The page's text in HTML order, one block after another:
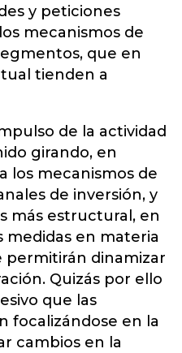
y peticiones
mecanismos de
que en
tienden a
de la actividad
girando, en
los mecanismos de
de inversión, y
más estructural, en
medidas en materia
dinamizar
Quizás por ello
que las
focalizándose en la
cambios en la